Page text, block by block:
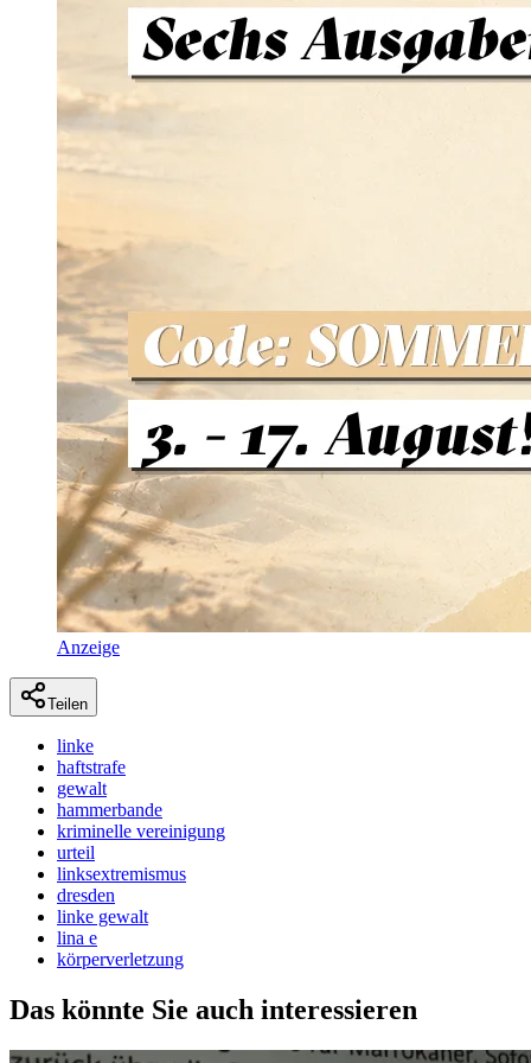
Anzeige
Teilen
linke
haftstrafe
gewalt
hammerbande
kriminelle vereinigung
urteil
linksextremismus
dresden
linke gewalt
lina e
körperverletzung
Das könnte Sie auch interessieren